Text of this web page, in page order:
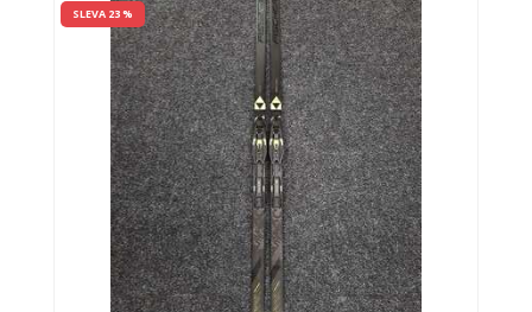
SLEVA 23 %